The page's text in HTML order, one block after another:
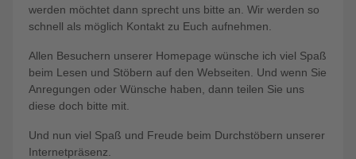
werden möchtet dann sprecht uns bitte an. Wir werden so
schnell als möglich Kontakt zu Euch aufnehmen.
Allen Besuchern unserer Homepage wünsche ich viel Spaß
beim Lesen und Stöbern auf den Webseiten. Und wenn Sie
Anregungen oder Wünsche haben, dann teilen Sie uns
diese doch bitte mit.
Und nun viel Spaß und Freude beim Durchstöbern unserer
Internetpräsenz.